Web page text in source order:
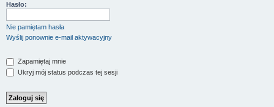
Hasło:
Nie pamiętam hasła
Wyślij ponownie e-mail aktywacyjny
Zapamiętaj mnie
Ukryj mój status podczas tej sesji